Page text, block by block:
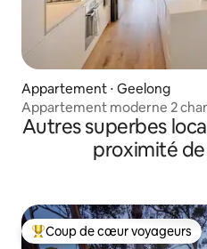
Appartement ⋅ Geelong
Appartement moderne 2
Autres superbes
proximité de
Coups de cœur voyageurs
Coup de cœur voyageurs